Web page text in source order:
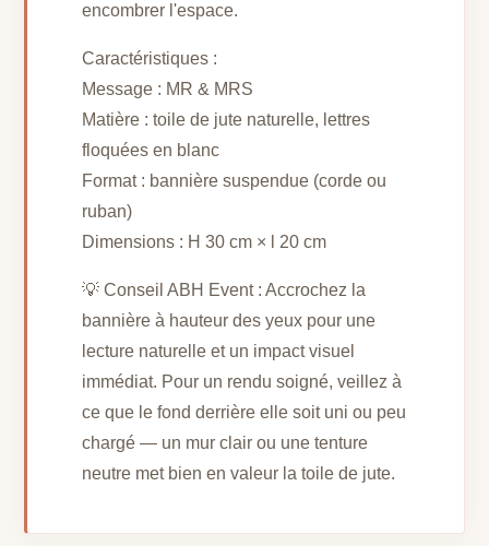
encombrer l'espace.
Caractéristiques :
Message : MR & MRS
Matière : toile de jute naturelle, lettres
floquées en blanc
Format : bannière suspendue (corde ou
ruban)
Dimensions : H 30 cm × l 20 cm
💡 Conseil ABH Event : Accrochez la
bannière à hauteur des yeux pour une
lecture naturelle et un impact visuel
immédiat. Pour un rendu soigné, veillez à
ce que le fond derrière elle soit uni ou peu
chargé — un mur clair ou une tenture
neutre met bien en valeur la toile de jute.